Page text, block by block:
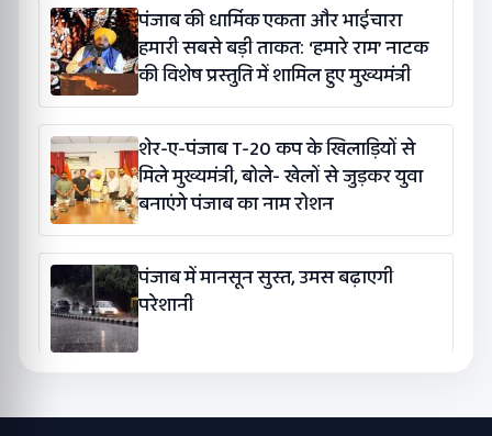
पंजाब की धार्मिक एकता और भाईचारा
हमारी सबसे बड़ी ताकत: ‘हमारे राम’ नाटक
की विशेष प्रस्तुति में शामिल हुए मुख्यमंत्री
शेर-ए-पंजाब T-20 कप के खिलाड़ियों से
मिले मुख्यमंत्री, बोले- खेलों से जुड़कर युवा
बनाएंगे पंजाब का नाम रोशन
पंजाब में मानसून सुस्त, उमस बढ़ाएगी
परेशानी